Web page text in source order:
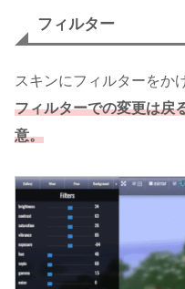
フィルター
スキンにフィルターをか
フィルターでの変更は戻
意。